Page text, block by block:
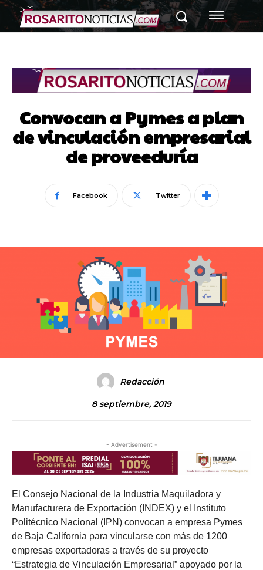
Convocan a Pymes a plan
de vinculación empresarial
de proveeduría
Facebook Twitter
Redacción
8 septiembre, 2019
- Advertisement -
El Consejo Nacional de la Industria Maquiladora y
Manufacturera de Exportación (INDEX) y el Instituto
Politécnico Nacional (IPN) convocan a empresa Pymes
de Baja California para vincularse con más de 1200
empresas exportadoras a través de su proyecto
“Estrategia de Vinculación Empresarial” apoyado por la